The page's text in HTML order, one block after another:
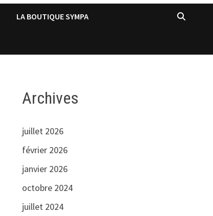
LA BOUTIQUE SYMPA
Archives
juillet 2026
février 2026
janvier 2026
octobre 2024
juillet 2024